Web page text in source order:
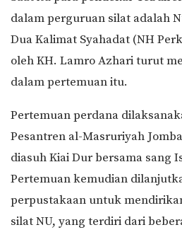
dalam perguruan silat adalah
Dua Kalimat Syahadat (NH
oleh KH. Lamro Azhari turut
dalam pertemuan itu.
Pertemuan perdana
Pesantren al-Masruriyah
diasuh Kiai Dur bersama sang
Pertemuan kemudian
perpustakaan untuk
silat NU, yang terdiri dari